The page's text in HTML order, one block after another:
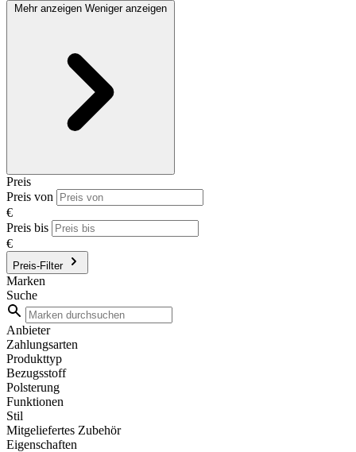
Mehr anzeigen Weniger anzeigen
Preis
Preis von
€
Preis bis
€
Preis-Filter
Marken
Suche
Anbieter
Zahlungsarten
Produkttyp
Bezugsstoff
Polsterung
Funktionen
Stil
Mitgeliefertes Zubehör
Eigenschaften